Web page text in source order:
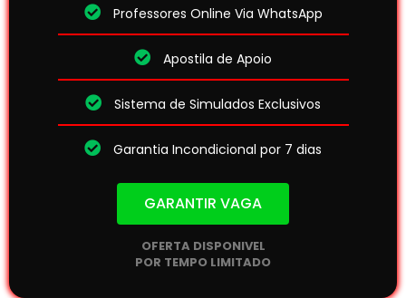
Professores Online Via WhatsApp
Apostila de Apoio
Sistema de Simulados Exclusivos
Garantia Incondicional por 7 dias
GARANTIR VAGA
OFERTA DISPONIVEL
POR TEMPO LIMITADO